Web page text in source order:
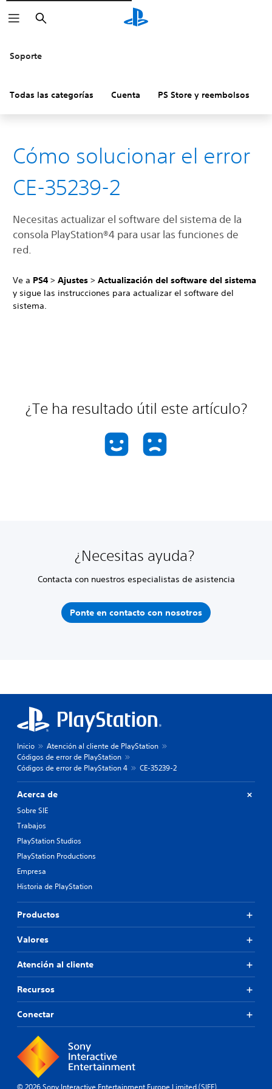
Buscar
Soporte
Todas las categorías Cuenta PS Store y reembolsos
Cómo solucionar el error
CE-35239-2
Necesitas actualizar el software del sistema de la
consola PlayStation®4 para usar las funciones de
red.
Ve a PS4 > Ajustes > Actualización del software del sistema
y sigue las instrucciones para actualizar el software del
sistema.
¿Te ha resultado útil este artículo?
¿Necesitas ayuda?
Contacta con nuestros especialistas de asistencia
Ponte en contacto con nosotros
Inicio
Atención al cliente de PlayStation
Códigos de error de PlayStation
Códigos de error de PlayStation 4
CE-35239-2
Acerca de
Sobre SIE
Trabajos
PlayStation Studios
PlayStation Productions
Empresa
Historia de PlayStation
Productos
Valores
Atención al cliente
Recursos
Conectar
© 2026 Sony Interactive Entertainment Europe Limited (SIEE)